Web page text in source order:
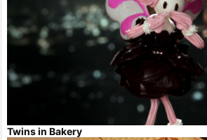
Twins in Bakery